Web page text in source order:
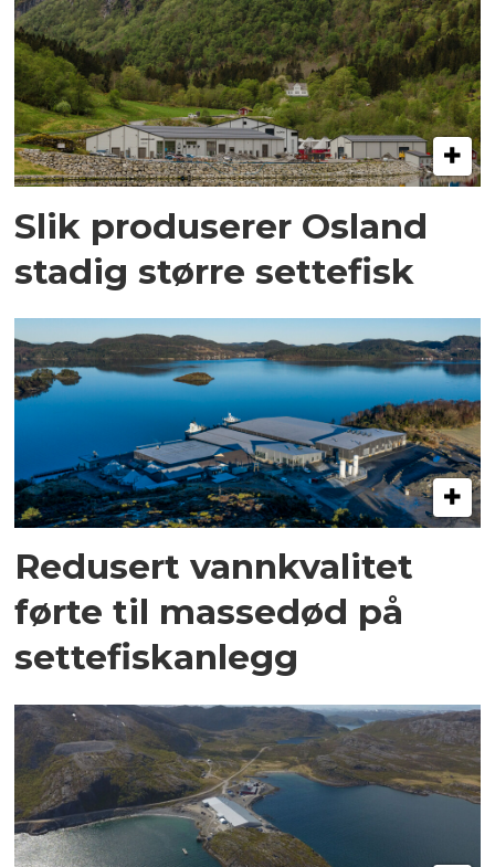
Slik produserer Osland
stadig større settefisk
Redusert vannkvalitet
førte til massedød på
settefiskanlegg